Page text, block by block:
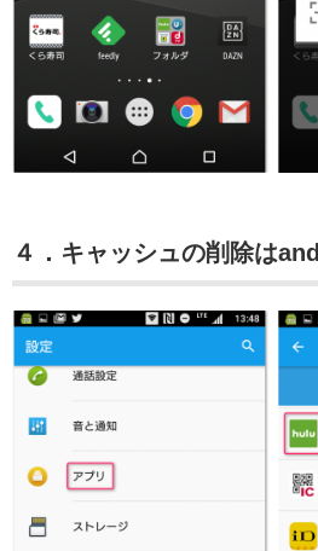
４．キャッシュの削除は